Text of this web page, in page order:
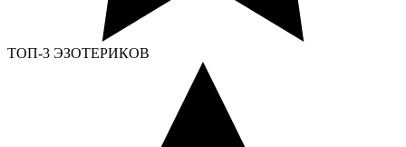
ТОП-3 ЭЗОТЕРИКОВ